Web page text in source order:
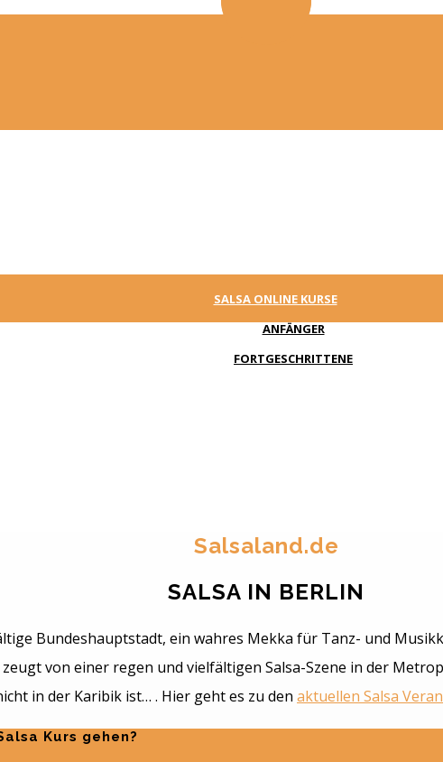
SALSA ONLINE KURSE
ANFÄNGER
FORTGESCHRITTENE
Salsaland.de
SALSA IN BERLIN
Bundeshauptstadt, ein wahres Mekka für Tanz- und
von einer regen und vielfältigen Salsa-Szene in der
in der Karibik ist… . Hier geht es zu den aktuellen Salsa
Kurs gehen?